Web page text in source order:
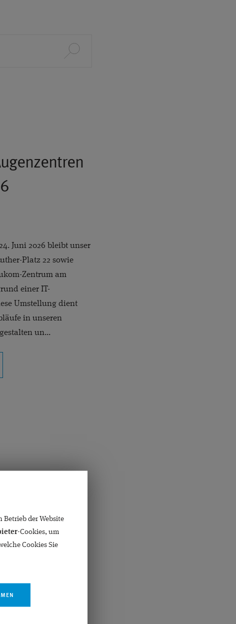
Juni 2026 bleibt unser
Platz 22 sowie
Zentrum am
einer IT-
Umstellung dient
in unseren
un...
der Website
-Cookies, um
Cookies Sie